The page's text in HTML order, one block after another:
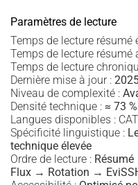
Paramètres de lecture
Temps de lecture résumé
Temps de lecture résumé
Temps de lecture
Dernière mise à jour :
Niveau de complexité :
Densité technique : ≈ 73 %
Langues disponibles : CAT
Spécificité linguistique :
technique élevée
Ordre de lecture :
Flux → Rotation →